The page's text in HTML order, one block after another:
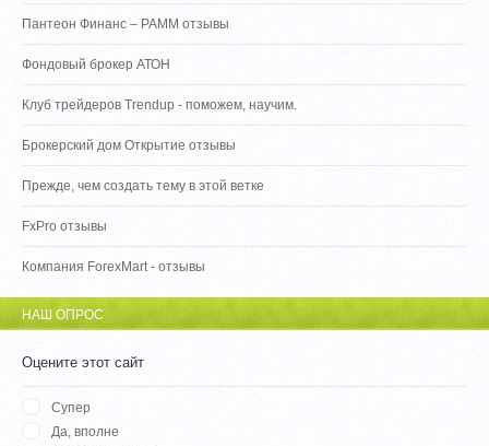
Пантеон Финанс – PAMM отзывы
Фондовый брокер АТОН
Клуб трейдеров Trendup - поможем, научим.
Брокерский дом Открытие отзывы
Прежде, чем создать тему в этой ветке
FxPro отзывы
Компания ForexMart - отзывы
НАШ ОПРОС
Оцените этот сайт
Супер
Да, вполне